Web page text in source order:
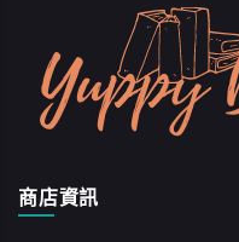
商店資訊